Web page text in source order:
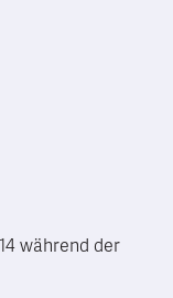
während der